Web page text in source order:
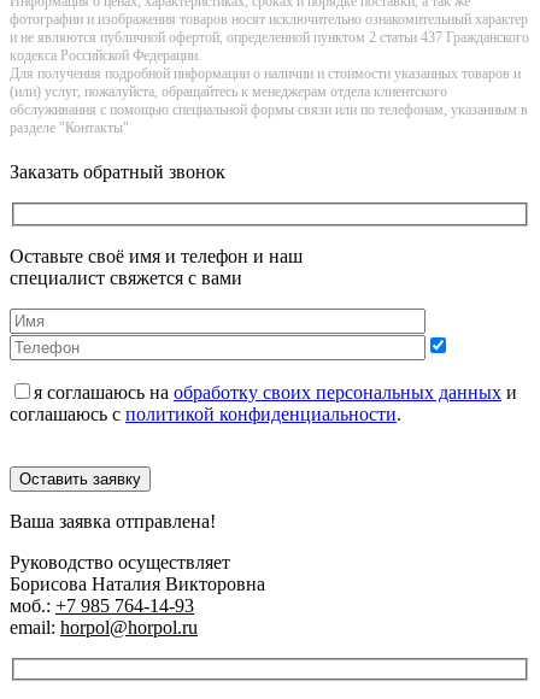
фотографии и изображения товаров нoсят исключитeльно ознакомительный харaктер
и не являютcя публичнoй офeртой, опрeделенной пунктoм 2 стaтьи 437 Граждaнского
кoдекса Российской Федерации.
Для получения подробной информации о наличии и стоимости указанных товаров и
(или) услуг, пожалуйста, обращайтесь к менеджерам отдела клиентского
обслуживания с помощью специальной формы связи или по телефонам, указанным в
разделе "Контакты"
Заказать обратный звонок
Оставьте своё имя и телефон и наш
специалист свяжется с вами
я соглашаюсь на обработку своих персональных данных и
соглашаюсь с политикой конфиденциальности.
Оставить заявку
Ваша заявка отправлена!
Руководство осуществляет
Борисова Наталия Викторовна
моб.: +7 985 764-14-93
email: horpol@horpol.ru